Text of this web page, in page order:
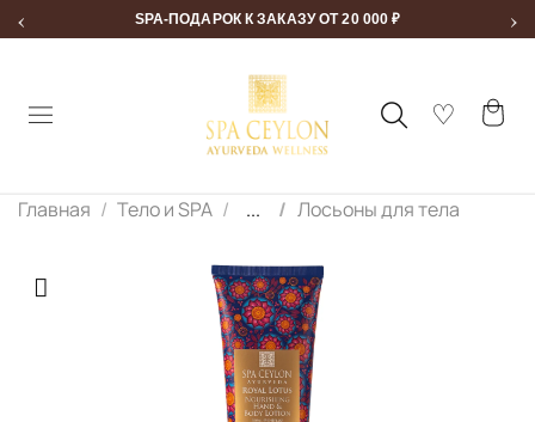
‹ SPA-ПОДАРОК К ЗАКАЗУ ОТ 20 000 ₽ ›
Главная Тело и SPA ... Лосьоны для тела